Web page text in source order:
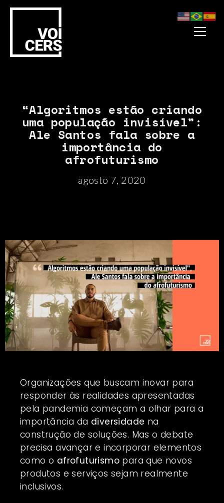
“Algoritmos estão criando
uma população invisível”:
Ale Santos fala sobre a
importância do
afrofuturismo
agosto 7, 2020
Organizações que buscam inovar para
responder às realidades apresentadas
pela pandemia começam a olhar para a
importância da diversidade na
construção de soluções. Mas o debate
precisa avançar e incorporar elementos
como o afrofuturismo para que novos
produtos e serviços sejam realmente
inclusivos.